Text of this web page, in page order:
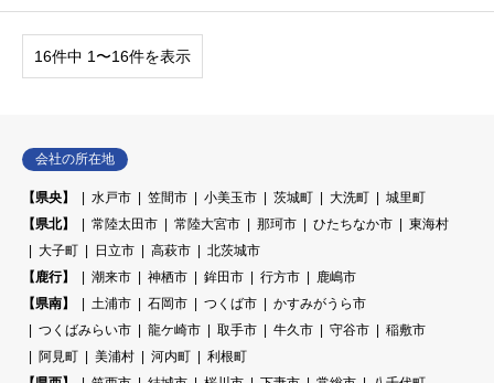
16件中 1〜16件を表示
会社の所在地
【県央】 水戸市 笠間市 小美玉市 茨城町 大洗町
城里町
【県北】
常陸太田市 常陸大宮市 那珂市 ひたちなか市
東海村
大子町
日立市 高萩市
北茨城市
【鹿行】
潮来市 神栖市 鉾田市 行方市
鹿嶋市
【県南】
土浦市 石岡市 つくば市
かすみがうら市
つくばみらい市
龍ケ崎市 取手市 牛久市 守谷市
稲敷市
阿見町
美浦村 河内町
利根町